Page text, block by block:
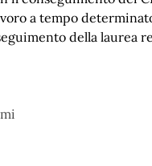
a tempo
della laurea